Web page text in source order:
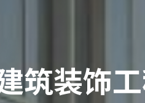
筑装饰